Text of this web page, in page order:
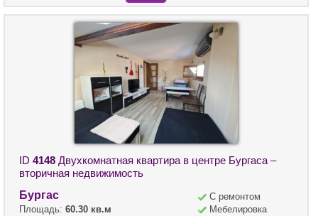
ID 4148 Двухкомнатная квартира в центре Бургаса –
вторичная недвижимость
Бургас
Площадь: 60.30 кв.м
С ремонтом
Мебелировка